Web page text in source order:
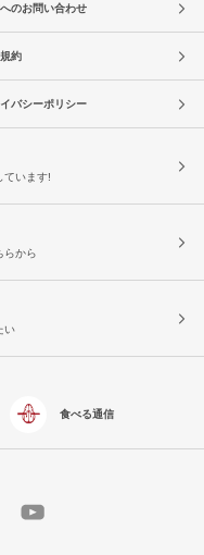
のお問い合わせ
約
バシーポリシー
ています!
らから
い
食べる通信